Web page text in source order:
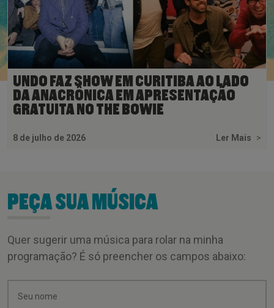
UNDO FAZ SHOW EM CURITIBA AO LADO
DA ANACRÔNICA EM APRESENTAÇÃO
GRATUITA NO THE BOWIE
8 de julho de 2026 Ler Mais >
PEÇA SUA MÚSICA
Quer sugerir uma música para rolar na minha
programação? É só preencher os campos abaixo: